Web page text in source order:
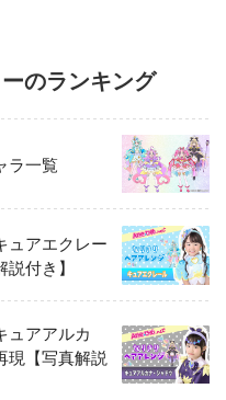
のランキング
ラ一覧
アエクレー
付き】
アアルカ
現【写真解説